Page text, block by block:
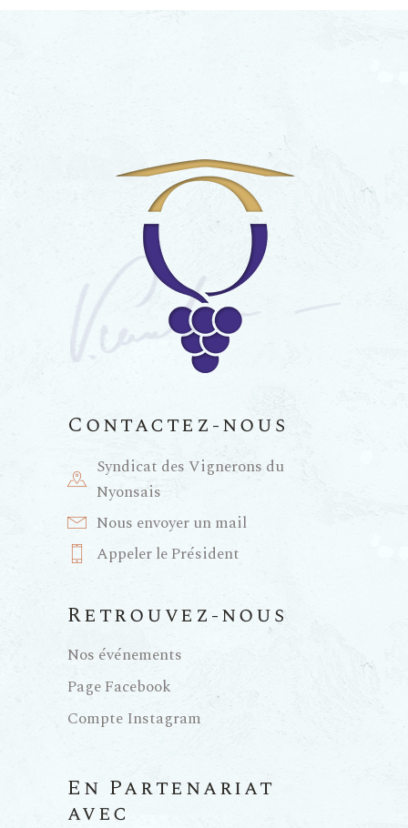
Contactez-nous
Syndicat des Vignerons du
Nyonsais
Nous envoyer un mail
Appeler le Président
Retrouvez-nous
Nos événements
Page Facebook
Compte Instagram
En Partenariat
avec